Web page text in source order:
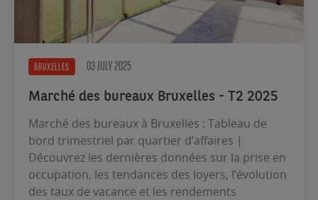
BRUXELLES 03 JULY 2025
Marché des bureaux Bruxelles - T2 2025
Marché des bureaux à Bruxelles : Tableau de
bord trimestriel par quartier d’affaires |
Découvrez les dernières données sur la prise en
occupation, les tendances des loyers, l’évolution
des taux de vacance et les rendements